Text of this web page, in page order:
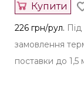
Купити
226 грн/рул. Під
замовлення
поставки до 1,5